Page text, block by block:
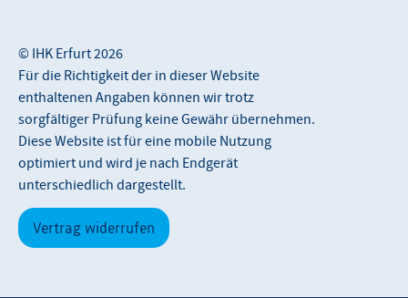
© IHK Erfurt 2026
Für die Richtigkeit der in dieser Website
enthaltenen Angaben können wir trotz
sorgfältiger Prüfung keine Gewähr übernehmen.
Diese Website ist für eine mobile Nutzung
optimiert und wird je nach Endgerät
unterschiedlich dargestellt.
Vertrag widerrufen